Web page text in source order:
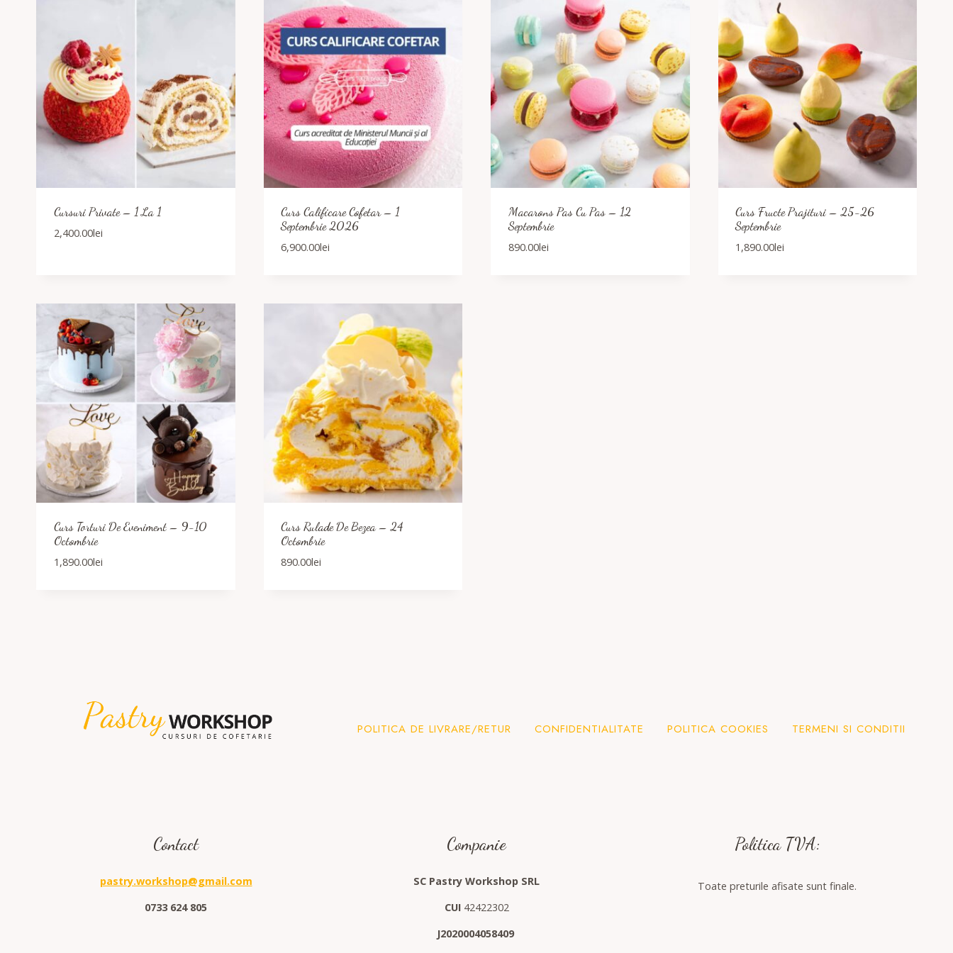
Cursuri Private – 1 La 1
2,400.00lei
Curs Calificare Cofetar – 1
Septembrie 2026
6,900.00lei
Macarons Pas Cu Pas – 12
Septembrie
890.00lei
Curs Fructe Prajituri – 25-26
Septembrie
1,890.00lei
Curs Torturi De Eveniment – 9-10
Octombrie
1,890.00lei
Curs Rulade De Bezea – 24
Octombrie
890.00lei
POLITICA DE LIVRARE/RETUR CONFIDENTIALITATE POLITICA COOKIES TERMENI SI CONDITII
Contact
pastry.workshop@gmail.com
0733 624 805
Companie
SC Pastry Workshop SRL
CUI 42422302
J2020004058409
Politica TVA:
Toate preturile afisate sunt finale.